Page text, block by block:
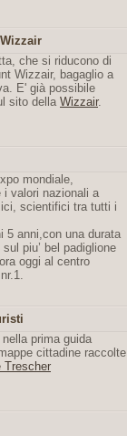
che si riducono di
Wizzair, bagaglio a
E' già possibile
sito della Wizzair.
mondiale,
i valori nazionali a
scientifici tra tutti i
5 anni,con una durata
piu’ bel padiglione
oggi al centro
prima guida
cittadine raccolte
Trescher